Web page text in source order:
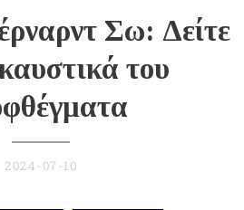
Σω: Δείτε
του
2024-07-10